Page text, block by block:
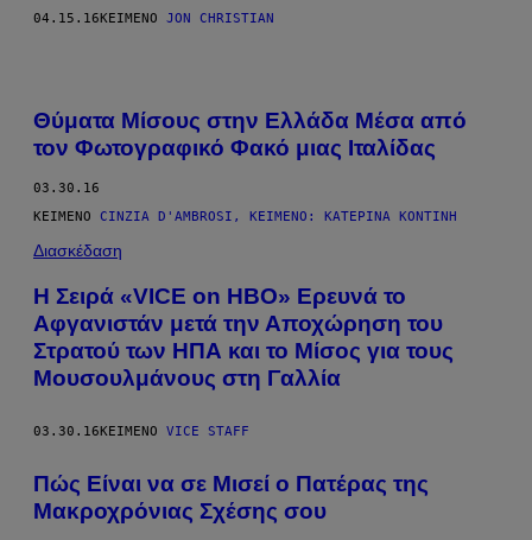
04.15.16ΚΕΊΜΕΝΟ JON CHRISTIAN
Θύματα Μίσους στην Ελλάδα Μέσα από
τον Φωτογραφικό Φακό μιας Ιταλίδας
03.30.16
ΚΕΊΜΕΝΟ CINZIA D'AMBROSI, ΚΕΊΜΕΝΟ: ΚΑΤΕΡΊΝΑ ΚΟΝΤΊΝΗ
Διασκέδαση
Η Σειρά «VICE on HBO» Eρευνά το
Αφγανιστάν μετά την Αποχώρηση του
Στρατού των ΗΠΑ και το Μίσος για τους
Μουσουλμάνους στη Γαλλία
03.30.16ΚΕΊΜΕΝΟ VICE STAFF
Πώς Είναι να σε Μισεί ο Πατέρας της
Μακροχρόνιας Σχέσης σου